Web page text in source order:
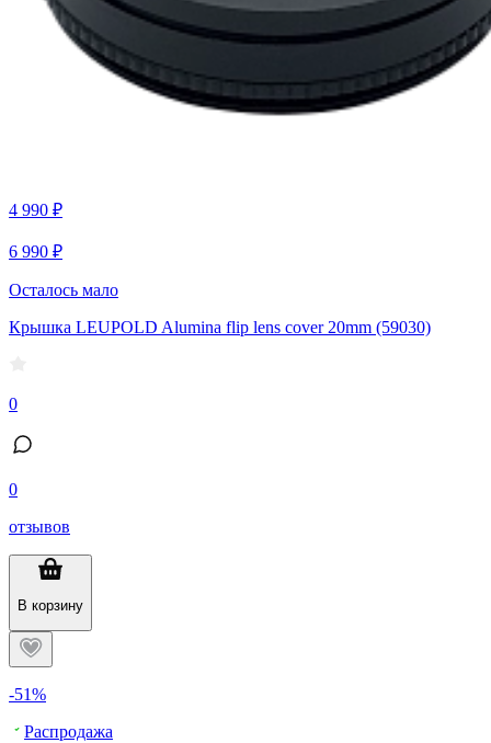
4 990 ₽
6 990 ₽
Осталось мало
Крышка LEUPOLD Alumina flip lens cover 20mm (59030)
0
0
отзывов
В корзину
-51%
Распродажа